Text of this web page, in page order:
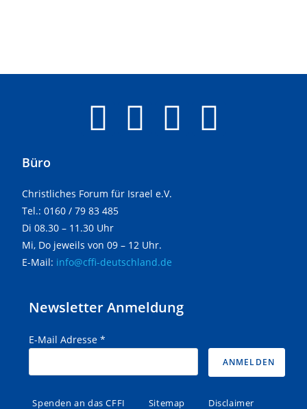
Büro
Christliches Forum für Israel e.V.
Tel.: 0160 / 79 83 485
Di 08.30 – 11.30 Uhr
Mi, Do jeweils von 09 – 12 Uhr.
E-Mail: info@cffi-deutschland.de
Newsletter Anmeldung
E-Mail Adresse*
Spenden an das CFFI Sitemap Disclaimer